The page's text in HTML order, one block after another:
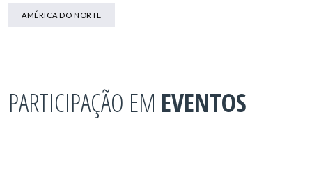
AMÉRICA DO NORTE
PARTICIPAÇÃO EM EVENTOS